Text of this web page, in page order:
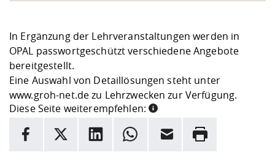
In Ergänzung der Lehrveranstaltungen werden in
OPAL passwortgeschützt verschiedene Angebote
bereitgestellt.
Eine Auswahl von Detaillösungen steht unter
www.groh-net.dezu Lehrzwecken zur Verfügung.
Diese Seite weiterempfehlen:
INFORMATION
Facebook
X LinkedInWhatsappE-Mail Drucken